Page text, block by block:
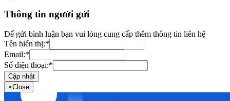
Thông tin người gửi
Để gửi bình luận bạn vui lòng cung cấp thêm thông tin liên hệ
Tên hiển thị:*
Email:*
Số điện thoại:*
Cập nhật
×Close